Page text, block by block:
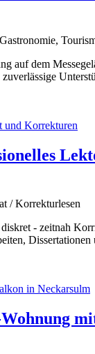
Gastronomie,
auf dem
/ Korrekturlesen
- zeitnah
Dissertationen